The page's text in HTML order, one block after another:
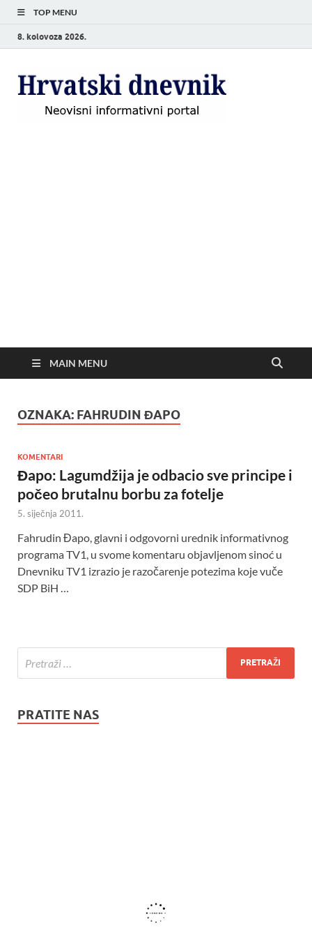
TOP MENU
8. kolovoza 2026.
MAIN MENU
OZNAKA: FAHRUDIN ĐAPO
KOMENTARI
Đapo: Lagumdžija je odbacio sve principe i
počeo brutalnu borbu za fotelje
5. siječnja 2011.
Fahrudin Đapo, glavni i odgovorni urednik informativnog
programa TV1, u svome komentaru objavljenom sinoć u
Dnevniku TV1 izrazio je razočarenje potezima koje vuče
SDP BiH …
PRATITE NAS